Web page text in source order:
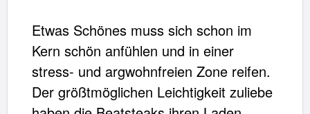
Etwas Schönes muss sich schon im
Kern schön anfühlen und in einer
stress- und argwohnfreien Zone reifen.
Der größtmöglichen Leichtigkeit zuliebe